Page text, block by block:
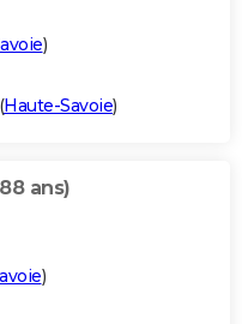
)
Haute-Savoie)
ans)
)